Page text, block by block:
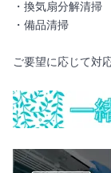
・換気扇分解清掃
・備品清掃
ご要望に応じて対